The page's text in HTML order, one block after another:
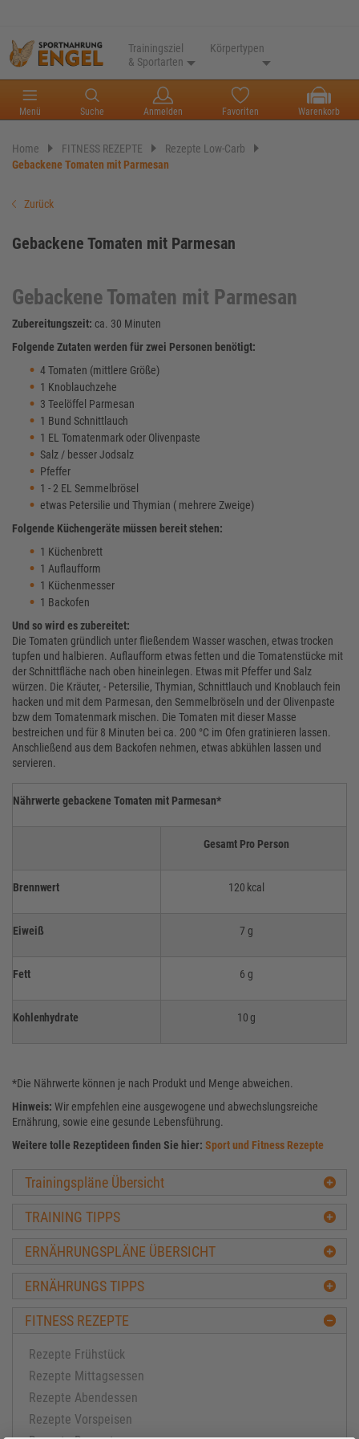
Trainingsziel
& Sportarten
Körpertypen
Menü Suche Anmelden Favoriten Warenkorb
Home FITNESS REZEPTE
Rezepte Low-Carb
Gebackene Tomaten mit Parmesan
Zurück
Gebackene Tomaten mit Parmesan
Gebackene Tomaten mit Parmesan
Zubereitungszeit: ca. 30 Minuten
Folgende Zutaten werden für zwei Personen benötigt:
4 Tomaten (mittlere Größe)
1 Knoblauchzehe
3 Teelöffel Parmesan
1 Bund Schnittlauch
1 EL Tomatenmark oder Olivenpaste
Salz / besser Jodsalz
Pfeffer
1 - 2 EL Semmelbrösel
etwas Petersilie und Thymian ( mehrere Zweige)
Folgende Küchengeräte müssen bereit stehen:
1 Küchenbrett
1 Auflaufform
1 Küchenmesser
1 Backofen
Und so wird es zubereitet:
Die Tomaten gründlich unter fließendem Wasser waschen, etwas trocken
tupfen und halbieren. Auflaufform etwas fetten und die Tomatenstücke mit
der Schnittfläche nach oben hineinlegen. Etwas mit Pfeffer und Salz
würzen. Die Kräuter, - Petersilie, Thymian, Schnittlauch und Knoblauch fein
hacken und mit dem Parmesan, den Semmelbröseln und der Olivenpaste
bzw dem Tomatenmark mischen. Die Tomaten mit dieser Masse
bestreichen und für 8 Minuten bei ca. 200 °C im Ofen gratinieren lassen.
Anschließend aus dem Backofen nehmen, etwas abkühlen lassen und
servieren.
Nährwerte gebackene Tomaten mit Parmesan*
Gesamt Pro Person
Brennwert 120 kcal
Eiweiß 7 g
Fett 6 g
Kohlenhydrate 10 g
*Die Nährwerte können je nach Produkt und Menge abweichen.
Hinweis: Wir empfehlen eine ausgewogene und abwechslungsreiche
Ernährung, sowie eine gesunde Lebensführung.
Weitere tolle Rezeptideen finden Sie hier: Sport und Fitness Rezepte
Trainingspläne Übersicht
TRAINING TIPPS
ERNÄHRUNGSPLÄNE ÜBERSICHT
ERNÄHRUNGS TIPPS
FITNESS REZEPTE
Rezepte Frühstück
Rezepte Mittagsessen
Rezepte Abendessen
Rezepte Vorspeisen